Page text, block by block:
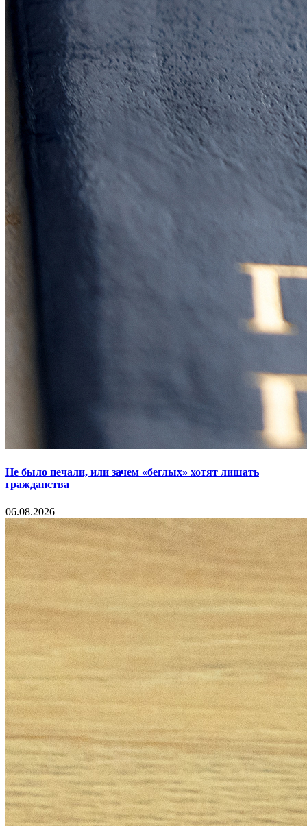
Не было печали, или зачем «беглых» хотят лишать
гражданства
06.08.2026